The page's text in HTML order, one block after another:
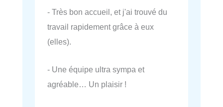
- Très bon accueil, et j'ai trouvé du
travail rapidement grâce à eux
(elles).
- Une équipe ultra sympa et
agréable… Un plaisir !